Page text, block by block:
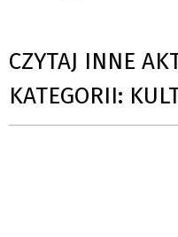
CZYTAJ INNE
KATEGORII: